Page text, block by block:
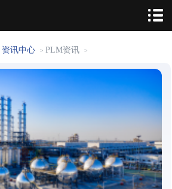
资讯中心 > PLM资讯 >